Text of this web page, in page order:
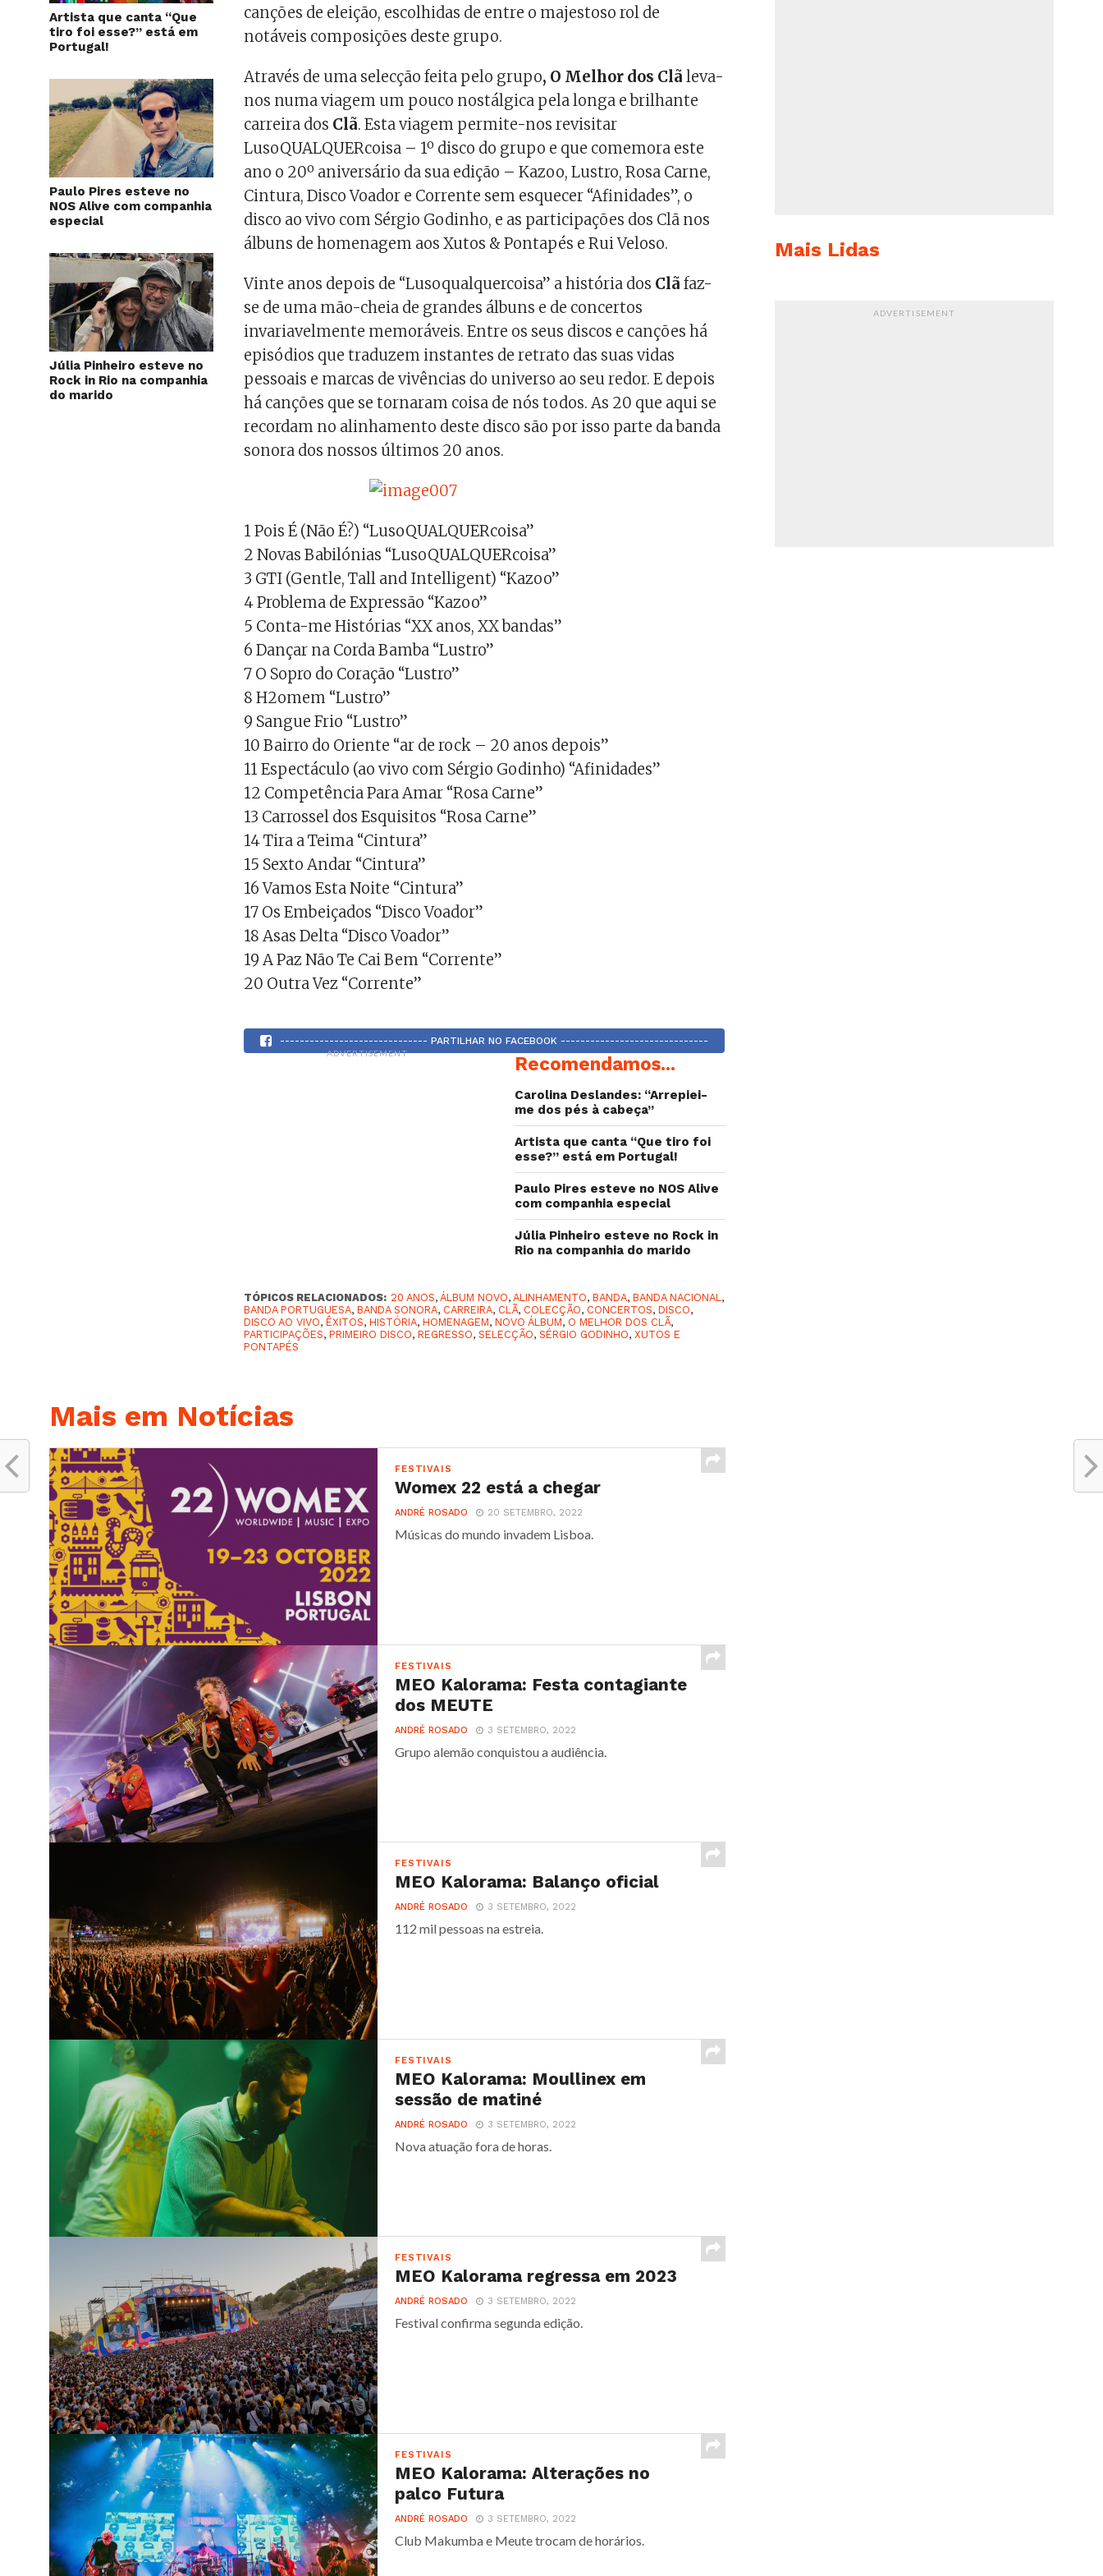
Artista que canta “Que
tiro foi esse?” está em
Portugal!
Paulo Pires esteve no
NOS Alive com companhia
especial
Júlia Pinheiro esteve no
Rock in Rio na companhia
do marido
canções de eleição, escolhidas de entre o majestoso rol de
notáveis composições deste grupo.
Através de uma selecção feita pelo grupo, O Melhor dos Clã leva-
nos numa viagem um pouco nostálgica pela longa e brilhante
carreira dos Clã. Esta viagem permite-nos revisitar
LusoQUALQUERcoisa – 1º disco do grupo e que comemora este
ano o 20º aniversário da sua edição – Kazoo, Lustro, Rosa Carne,
Cintura, Disco Voador e Corrente sem esquecer “Afinidades”, o
disco ao vivo com Sérgio Godinho, e as participações dos Clã nos
álbuns de homenagem aos Xutos & Pontapés e Rui Veloso.
Vinte anos depois de “Lusoqualquercoisa” a história dos Clã faz-
se de uma mão-cheia de grandes álbuns e de concertos
invariavelmente memoráveis. Entre os seus discos e canções há
episódios que traduzem instantes de retrato das suas vidas
pessoais e marcas de vivências do universo ao seu redor. E depois
há canções que se tornaram coisa de nós todos. As 20 que aqui se
recordam no alinhamento deste disco são por isso parte da banda
sonora dos nossos últimos 20 anos.
1 Pois É (Não É?) “LusoQUALQUERcoisa”
2 Novas Babilónias “LusoQUALQUERcoisa”
3 GTI (Gentle, Tall and Intelligent) “Kazoo”
4 Problema de Expressão “Kazoo”
5 Conta-me Histórias “XX anos, XX bandas”
6 Dançar na Corda Bamba “Lustro”
7 O Sopro do Coração “Lustro”
8 H2omem “Lustro”
9 Sangue Frio “Lustro”
10 Bairro do Oriente “ar de rock – 20 anos depois”
11 Espectáculo (ao vivo com Sérgio Godinho) “Afinidades”
12 Competência Para Amar “Rosa Carne”
13 Carrossel dos Esquisitos “Rosa Carne”
14 Tira a Teima “Cintura”
15 Sexto Andar “Cintura”
16 Vamos Esta Noite “Cintura”
17 Os Embeiçados “Disco Voador”
18 Asas Delta “Disco Voador”
19 A Paz Não Te Cai Bem “Corrente”
20 Outra Vez “Corrente”
------------------------------ PARTILHAR NO FACEBOOK ------------------------------
ADVERTISEMENT Recomendamos...
Carolina Deslandes: “Arrepiei-
me dos pés à cabeça”
Artista que canta “Que tiro foi
esse?” está em Portugal!
Paulo Pires esteve no NOS Alive
com companhia especial
Júlia Pinheiro esteve no Rock in
Rio na companhia do marido
TÓPICOS RELACIONADOS: 20 ANOS,ÁLBUM NOVO,ALINHAMENTO,BANDA,BANDA NACIONAL,
BANDA PORTUGUESA,BANDA SONORA, CARREIRA, CLÃ, COLECÇÃO, CONCERTOS,DISCO,
DISCO AO VIVO,ÊXITOS,HISTÓRIA,HOMENAGEM,NOVO ÁLBUM, O MELHOR DOS CLÃ,
PARTICIPAÇÕES,PRIMEIRO DISCO,REGRESSO,SELECÇÃO,SÉRGIO GODINHO,XUTOS E
PONTAPÉS
Mais em Notícias
FESTIVAIS
Womex 22 está a chegar
ANDRÉ ROSADO 20 SETEMBRO, 2022
Músicas do mundo invadem Lisboa.
FESTIVAIS
MEO Kalorama: Festa contagiante
dos MEUTE
ANDRÉ ROSADO 3 SETEMBRO, 2022
Grupo alemão conquistou a audiência.
FESTIVAIS
MEO Kalorama: Balanço oficial
ANDRÉ ROSADO 3 SETEMBRO, 2022
112 mil pessoas na estreia.
FESTIVAIS
MEO Kalorama: Moullinex em
sessão de matiné
ANDRÉ ROSADO 3 SETEMBRO, 2022
Nova atuação fora de horas.
FESTIVAIS
MEO Kalorama regressa em 2023
ANDRÉ ROSADO 3 SETEMBRO, 2022
Festival confirma segunda edição.
FESTIVAIS
MEO Kalorama: Alterações no
palco Futura
ANDRÉ ROSADO 3 SETEMBRO, 2022
Club Makumba e Meute trocam de horários.
Mais Lidas
ADVERTISEMENT